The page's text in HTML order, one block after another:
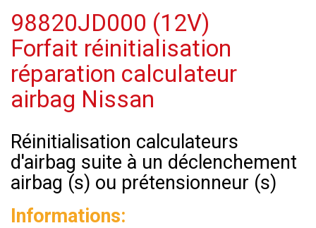
98820JD000 (12V)
Forfait réinitialisation
réparation calculateur
airbag Nissan
Réinitialisation calculateurs
d'airbag suite à un déclenchement
airbag (s) ou prétensionneur (s)
Informations: